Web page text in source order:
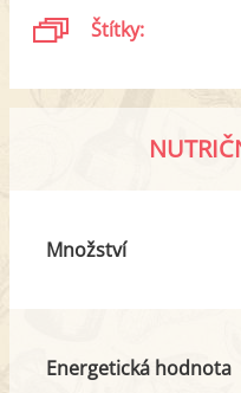
Štítky:
Množství
Energetická hodnota